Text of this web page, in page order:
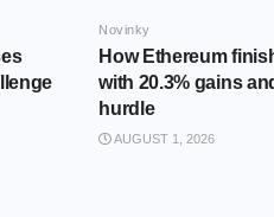
Novinky
How Ethereum
with 20.3% gains
hurdle
AUGUST 1, 2026